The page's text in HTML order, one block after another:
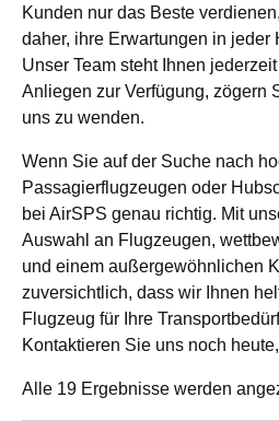
Kunden nur das Beste
daher, ihre Erwartungen in jeder
Unser Team steht Ihnen
Anliegen zur Verfügung, zögern
uns zu wenden.
Wenn Sie auf der Suche nach
Passagierflugzeugen oder
bei AirSPS genau richtig. Mit
Auswahl an Flugzeugen,
und einem außergewöhnlichen
zuversichtlich, dass wir Ihnen
Flugzeug für Ihre
Kontaktieren Sie uns noch
Alle 19 Ergebnisse werden